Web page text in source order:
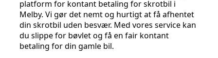
platform for kontant betaling for skrotbil i
Melby. Vi gør det nemt og hurtigt at få afhentet
din skrotbil uden besvær. Med vores service kan
du slippe for bøvlet og få en fair kontant
betaling for din gamle bil.